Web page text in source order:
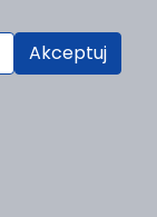
Akceptuj